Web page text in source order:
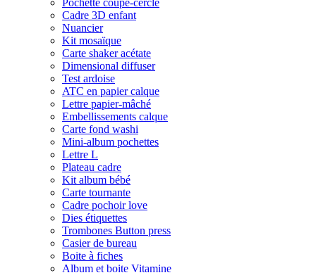
Pochette coupe-cercle
Cadre 3D enfant
Nuancier
Kit mosaïque
Carte shaker acétate
Dimensional diffuser
Test ardoise
ATC en papier calque
Lettre papier-mâché
Embellissements calque
Carte fond washi
Mini-album pochettes
Lettre L
Plateau cadre
Kit album bébé
Carte tournante
Cadre pochoir love
Dies étiquettes
Trombones Button press
Casier de bureau
Boite à fiches
Album et boite Vitamine